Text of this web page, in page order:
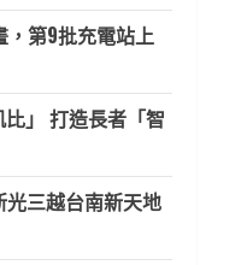
，第9批充電站上
」 打造長者「智
光三越台南新天地